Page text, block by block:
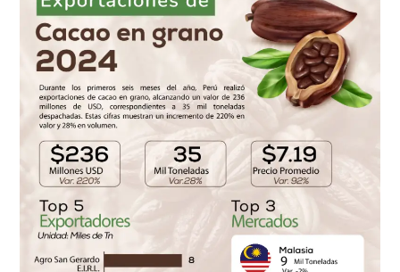
cacao
grano
2024